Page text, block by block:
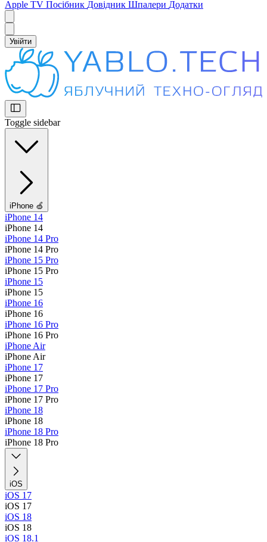
Apple TV Посібник Довідник Шпалери Додатки
Увійти
Toggle sidebar
iPhone 🍏
iPhone 14
iPhone 14
iPhone 14 Pro
iPhone 14 Pro
iPhone 15 Pro
iPhone 15 Pro
iPhone 15
iPhone 15
iPhone 16
iPhone 16
iPhone 16 Pro
iPhone 16 Pro
iPhone Air
iPhone Air
iPhone 17
iPhone 17
iPhone 17 Pro
iPhone 17 Pro
iPhone 18
iPhone 18
iPhone 18 Pro
iPhone 18 Pro
iOS
iOS 17
iOS 17
iOS 18
iOS 18
iOS 18.1